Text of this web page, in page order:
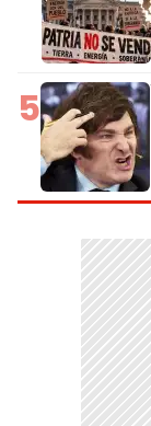
5